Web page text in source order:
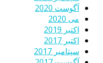
آگوست 2020
می 2020
اکتبر 2019
اکتبر 2017
سپتامبر 2017